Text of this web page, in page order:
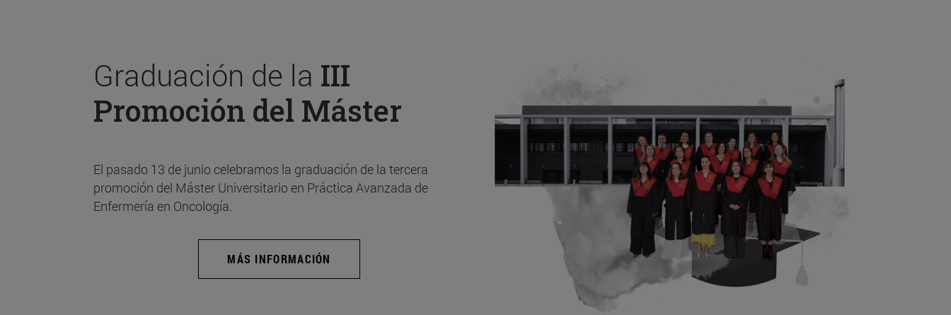
Graduación de la III
Promoción del Máster
El pasado 13 de junio celebramos la graduación de la tercera
promoción del Máster Universitario en Práctica Avanzada de
Enfermería en Oncología.
MÁS INFORMACIÓN